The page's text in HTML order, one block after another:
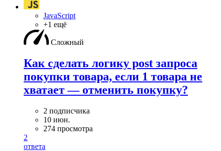
JavaScript
+1 ещё
Сложный
Как сделать логику post запроса
покупки товара, если 1 товара не
хватает — отменить покупку?
2 подписчика
10 июн.
274 просмотра
2
ответа